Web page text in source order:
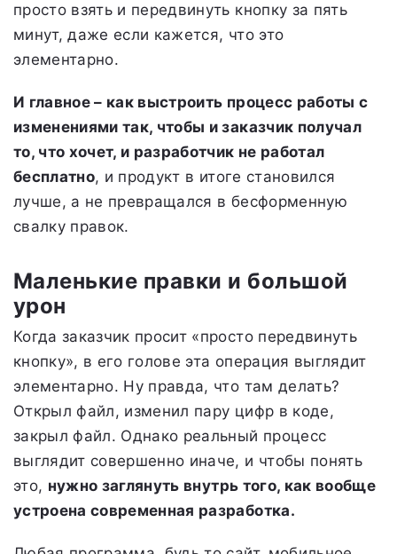
просто взять и передвинуть кнопку за пять
минут, даже если кажется, что это
элементарно.
И главное – как выстроить процесс работы с
изменениями так, чтобы и заказчик получал
то, что хочет, и разработчик не работал
бесплатно, и продукт в итоге становился
лучше, а не превращался в бесформенную
свалку правок.
Маленькие правки и большой
урон
Когда заказчик просит «просто передвинуть
кнопку», в его голове эта операция выглядит
элементарно. Ну правда, что там делать?
Открыл файл, изменил пару цифр в коде,
закрыл файл. Однако реальный процесс
выглядит совершенно иначе, и чтобы понять
это, нужно заглянуть внутрь того, как вообще
устроена современная разработка.